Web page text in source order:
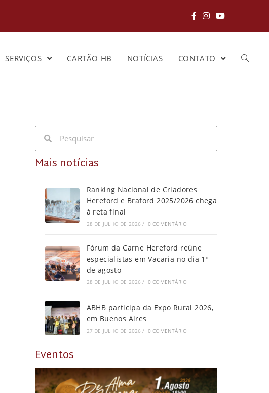
SERVIÇOS CARTÃO HB NOTÍCIAS CONTATO
Mais notícias
Ranking Nacional de Criadores
Hereford e Braford 2025/2026 chega
à reta final
28 DE JULHO DE 2026 / 0 COMENTÁRIO
Fórum da Carne Hereford reúne
especialistas em Vacaria no dia 1º
de agosto
28 DE JULHO DE 2026 / 0 COMENTÁRIO
ABHB participa da Expo Rural 2026,
em Buenos Aires
27 DE JULHO DE 2026 / 0 COMENTÁRIO
Eventos